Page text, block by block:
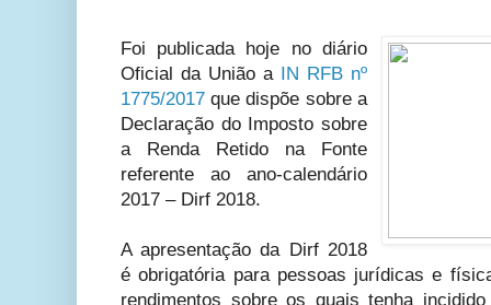
Foi publicada hoje no diário
Oficial da União a IN RFB nº
1775/2017 que dispõe sobre a
Declaração do Imposto sobre
a Renda Retido na Fonte
referente ao ano-calendário
2017 – Dirf 2018.
A apresentação da Dirf 2018
é obrigatória para pessoas jurídicas e
rendimentos sobre os quais tenha